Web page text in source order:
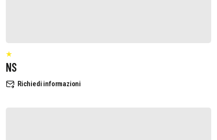
NS
Richiedi informazioni